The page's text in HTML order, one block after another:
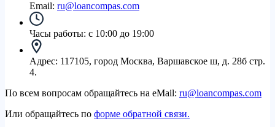
Email: ru@loancompas.com
Часы работы: с 10:00 до 19:00
Адрес: 117105, город Москва, Варшавское ш, д. 28б стр.
4.
По всем вопросам обращайтесь на eMail: ru@loancompas.com
Или обращайтесь по форме обратной связи.